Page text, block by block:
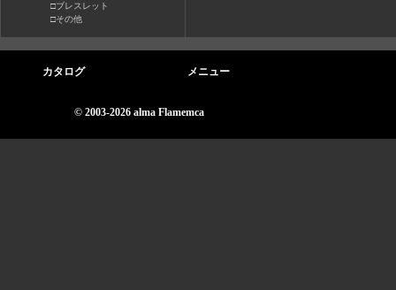
□ブレスレット
□その他
カタログ メニュー
© 2003-2026 alma Flamemca